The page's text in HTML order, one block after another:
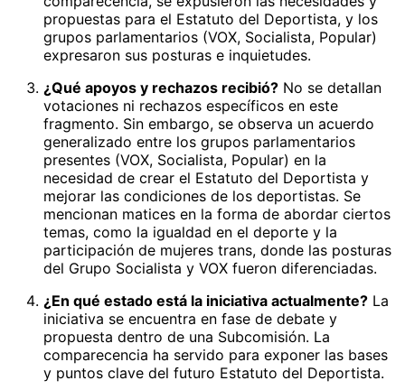
propuestas para el Estatuto del Deportista, y los
grupos parlamentarios (VOX, Socialista, Popular)
expresaron sus posturas e inquietudes.
¿Qué apoyos y rechazos recibió? No se detallan
votaciones ni rechazos específicos en este
fragmento. Sin embargo, se observa un acuerdo
generalizado entre los grupos parlamentarios
presentes (VOX, Socialista, Popular) en la
necesidad de crear el Estatuto del Deportista y
mejorar las condiciones de los deportistas. Se
mencionan matices en la forma de abordar ciertos
temas, como la igualdad en el deporte y la
participación de mujeres trans, donde las posturas
del Grupo Socialista y VOX fueron diferenciadas.
¿En qué estado está la iniciativa actualmente? La
iniciativa se encuentra en fase de debate y
propuesta dentro de una Subcomisión. La
comparecencia ha servido para exponer las bases
y puntos clave del futuro Estatuto del Deportista.